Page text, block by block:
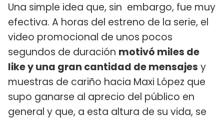
Una simple idea que, sin embargo, fue muy
efectiva. A horas del estreno de la serie, el
video promocional de unos pocos
segundos de duración motivó miles de
like y una gran cantidad de mensajes y
muestras de cariño hacia Maxi López que
supo ganarse al aprecio del público en
general y que, a esta altura de su vida, se